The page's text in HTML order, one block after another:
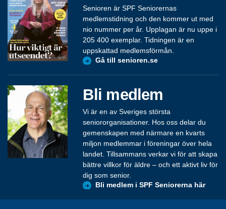
Senioren är SPF Seniorernas
medlemstidning och den kommer ut med
nio nummer per år. Upplagan är nu uppe i
205 400 exemplar. Tidningen är en
uppskattad medlemsförmån.
Gå till senioren.se
Bli medlem
Vi är en av Sveriges största
seniororganisationer. Hos oss delar du
gemenskapen med närmare en kvarts
miljon medlemmar i föreningar över hela
landet. Tillsammans verkar vi för att skapa
bättre villkor för äldre – och ett aktivt liv för
dig som senior.
Bli medlem i SPF Seniorerna här